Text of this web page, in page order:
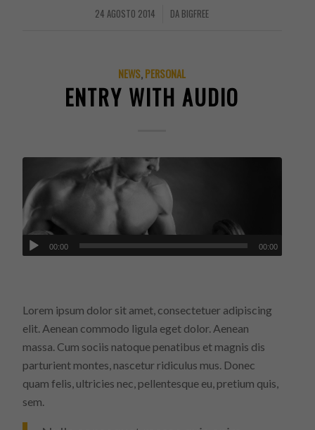
24 AGOSTO 2014
/ DA BIGFREE
NEWS,PERSONAL
ENTRY WITH AUDIO
00:00 00:00
Lorem ipsum dolor sit amet, consectetuer adipiscing
elit. Aenean commodo ligula eget dolor. Aenean
massa. Cum sociis natoque penatibus et magnis dis
parturient montes, nascetur ridiculus mus. Donec
quam felis, ultricies nec, pellentesque eu, pretium quis,
sem.